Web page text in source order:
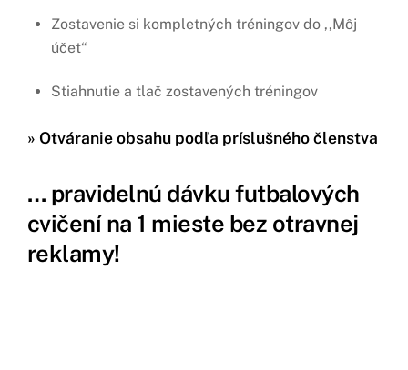
Zostavenie si kompletných tréningov do ,,Môj
účet“
Stiahnutie a tlač zostavených tréningov
» Otváranie obsahu podľa príslušného členstva
… pravidelnú dávku futbalových
cvičení na 1 mieste bez otravnej
reklamy!